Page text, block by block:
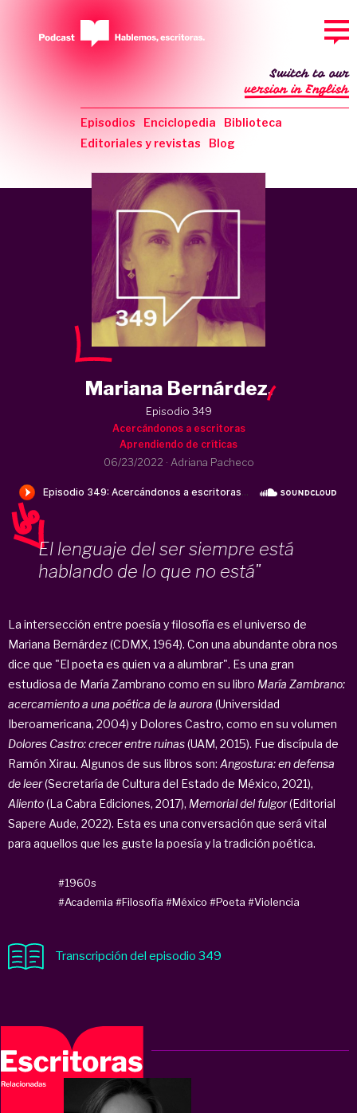
Episodios Enciclopedia
Biblioteca
Editoriales y revistas
Blog
Switch to our
version in English
Mariana Bernárdez.
Episodio 349
Acercándonos a escritoras
Aprendiendo de críticas
06/23/2022 · Adriana Pacheco
El lenguaje del ser siempre está
hablando de lo que no está"
La intersección entre poesía y filosofía es el universo de
Mariana Bernárdez (CDMX, 1964). Con una abundante obra nos
dice que "El poeta es quien va a alumbrar". Es una gran
estudiosa de María Zambrano como en su libro María Zambrano:
acercamiento a una poética de la aurora (Universidad
Iberoamericana, 2004) y Dolores Castro, como en su volumen
Dolores Castro: crecer entre ruinas(UAM, 2015). Fue discípula de
Ramón Xirau. Algunos de sus libros son: Angostura: en defensa
de leer(Secretaría de Cultura del Estado de México, 2021),
Aliento(La Cabra Ediciones, 2017), Memorial del fulgor(Editorial
Sapere Aude, 2022). Esta es una conversación que será vital
para aquellos que les guste la poesía y la tradición poética.
#1960s
#Academia #Filosofía #México #Poeta #Violencia
Transcripción del episodio 349